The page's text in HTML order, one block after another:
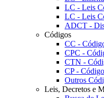
LC - Leis
LC - Leis
ADCT -
Códigos
CC -
CPC -
CTN -
CP -
Outros
Leis, Decretos e